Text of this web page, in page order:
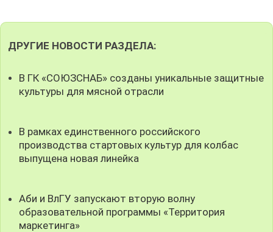
ДРУГИЕ НОВОСТИ РАЗДЕЛА:
В ГК «СОЮЗСНАБ» созданы уникальные защитные
культуры для мясной отрасли
В рамках единственного российского
производства стартовых культур для колбас
выпущена новая линейка
Аби и ВлГУ запускают вторую волну
образовательной программы «Территория
маркетинга»